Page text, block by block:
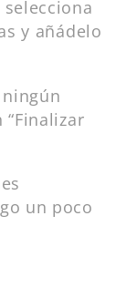
y añádelo
un poco